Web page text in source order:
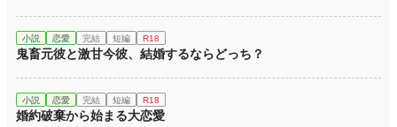
小説 恋愛 完結 短編 R18
鬼畜元彼と激甘今彼、結婚するならどっち？
小説 恋愛 完結 短編 R18
婚約破棄から始まる大恋愛